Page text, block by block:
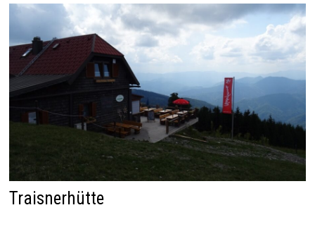
Traisnerhütte